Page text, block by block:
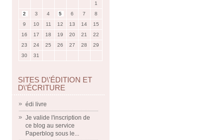
1
2
3 4 5 6 7
8
9
10 11 12 13 14
15
16
17 18 19 20 21
22
23
24 25 26 27 28
29
30
31
SITES D\'ÉDITION ET
D\'ÉCRITURE
édi livre
Je valide l'inscription de
ce blog au service
Paperblog sous le...